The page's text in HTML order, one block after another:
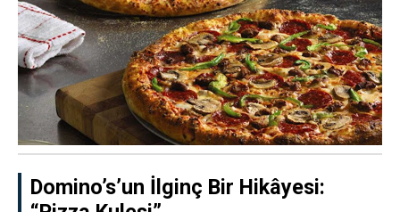
Domino’s’un İlginç Bir Hikâyesi: